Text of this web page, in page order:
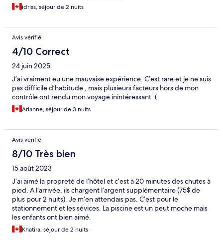
idriss, séjour de 2 nuits
Avis vérifié
4/10 Correct
24 juin 2025
J’ai vraiment eu une mauvaise expérience. C’est rare et je ne suis
pas difficile d’habitude , mais plusieurs facteurs hors de mon
contrôle ont rendu mon voyage inintéressant :(
Arianne, séjour de 3 nuits
Avis vérifié
8/10 Très bien
15 août 2023
J’ai aimé la propreté de l’hôtel et c’est à 20 minutes des chutes à
pied. A l’arrivée, ils chargent l’argent supplémentaire (75$ de
plus pour 2 nuits). Je m’en attendais pas. C’est pour le
stationnement et les sévices. La piscine est un peut moche mais
les enfants ont bien aimé.
Khatira, séjour de 2 nuits